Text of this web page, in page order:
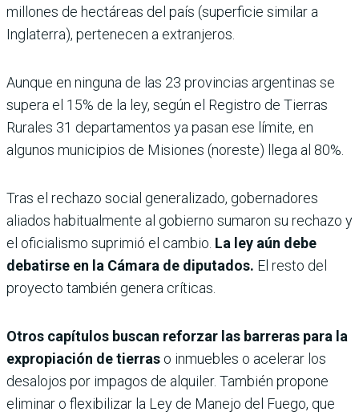
millones de hectáreas del país (superficie similar a
Inglaterra), pertenecen a extranjeros.
Aunque en ninguna de las 23 provincias argentinas se
supera el 15% de la ley, según el Registro de Tierras
Rurales 31 departamentos ya pasan ese límite, en
algunos municipios de Misiones (noreste) llega al 80%.
Tras el rechazo social generalizado, gobernadores
aliados habitualmente al gobierno sumaron su rechazo y
el oficialismo suprimió el cambio. La ley aún debe
debatirse en la Cámara de diputados. El resto del
proyecto también genera críticas.
Otros capítulos buscan reforzar las barreras para la
expropiación de tierras o inmuebles o acelerar los
desalojos por impagos de alquiler. También propone
eliminar o flexibilizar la Ley de Manejo del Fuego, que